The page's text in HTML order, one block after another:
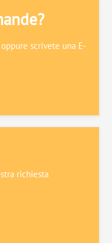
scrivete una E-
richiesta